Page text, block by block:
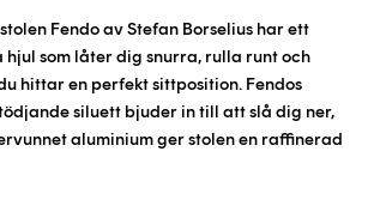
Fendo av Stefan Borselius har ett
som låter dig snurra, rulla runt och
hittar en perfekt sittposition. Fendos
siluett bjuder in till att slå dig ner,
aluminium ger stolen en raffinerad